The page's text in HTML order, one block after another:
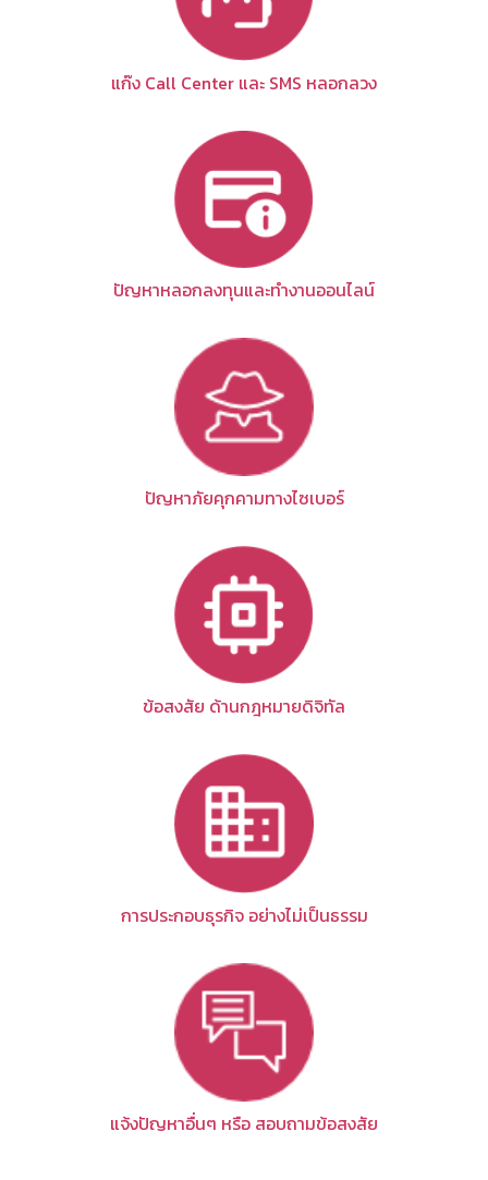
แก๊ง Call Center และ SMS หลอกลวง
ปัญหาหลอกลงทุนและทำงานออนไลน์
ปัญหาภัยคุกคามทางไซเบอร์
ข้อสงสัย ด้านกฎหมายดิจิทัล
การประกอบธุรกิจ อย่างไม่เป็นธรรม
แจ้งปัญหาอื่นๆ หรือ สอบถามข้อสงสัย